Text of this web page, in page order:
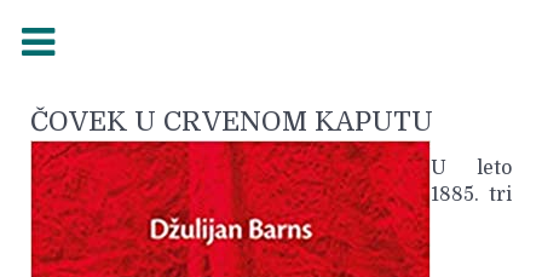
ČOVEK U CRVENOM KAPUTU
U leto
1885. tri